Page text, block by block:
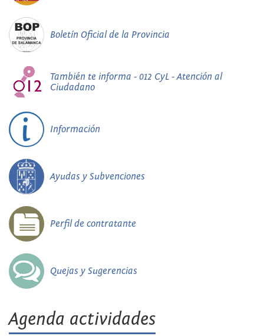
Boletín Oficial de la Provincia
También te informa - 012 CyL - Atención al
Ciudadano
Información
Ayudas y Subvenciones
Perfil de contratante
Quejas y Sugerencias
Agenda actividades